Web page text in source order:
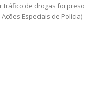
tráfico de drogas foi preso
Especiais de Polícia)